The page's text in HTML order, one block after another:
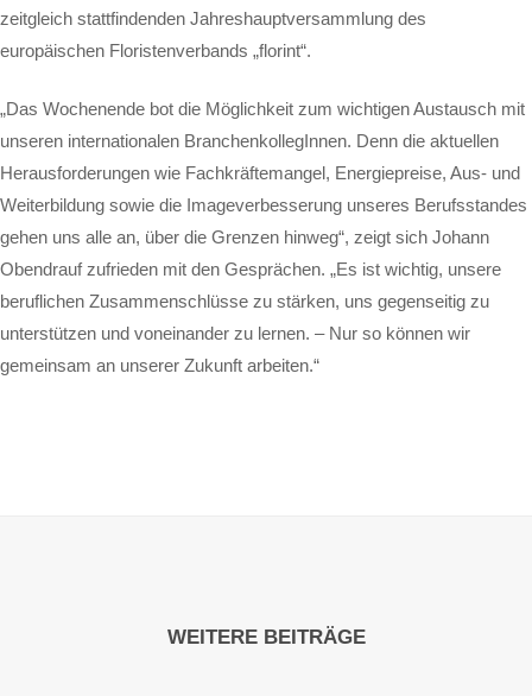
zeitgleich stattfindenden Jahreshauptversammlung des
europäischen Floristenverbands „florint“.
„Das Wochenende bot die Möglichkeit zum wichtigen Austausch mit
unseren internationalen BranchenkollegInnen. Denn die aktuellen
Herausforderungen wie Fachkräftemangel, Energiepreise, Aus- und
Weiterbildung sowie die Imageverbesserung unseres Berufsstandes
gehen uns alle an, über die Grenzen hinweg“, zeigt sich Johann
Obendrauf zufrieden mit den Gesprächen. „Es ist wichtig, unsere
beruflichen Zusammenschlüsse zu stärken, uns gegenseitig zu
unterstützen und voneinander zu lernen. – Nur so können wir
gemeinsam an unserer Zukunft arbeiten.“
WEITERE BEITRÄGE